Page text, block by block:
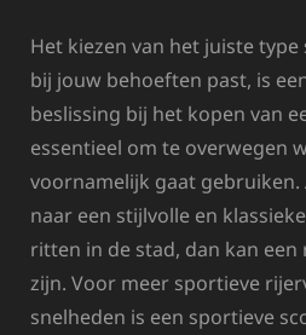
Het kiezen van het juiste
bij jouw behoeften past, is
beslissing bij het kopen van
essentieel om te overwegen
voornamelijk gaat gebruiken.
naar een stijlvolle en
ritten in de stad, dan kan
zijn. Voor meer sportieve
snelheden is een sportieve